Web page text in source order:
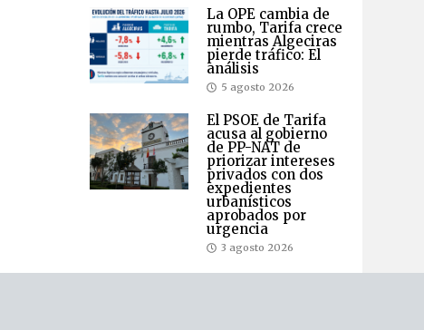
La OPE cambia de
rumbo, Tarifa crece
mientras Algeciras
pierde tráfico: El
análisis
5 agosto 2026
El PSOE de Tarifa
acusa al gobierno
de PP-NAT de
priorizar intereses
privados con dos
expedientes
urbanísticos
aprobados por
urgencia
3 agosto 2026